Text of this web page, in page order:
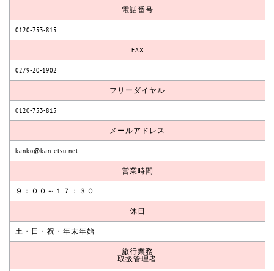
電話番号
0120-753-815
FAX
0279-20-1902
フリーダイヤル
0120-753-815
メールアドレス
kanko@kan-etsu.net
営業時間
９：００～１７：３０
休日
土・日・祝・年末年始
旅行業務
取扱管理者